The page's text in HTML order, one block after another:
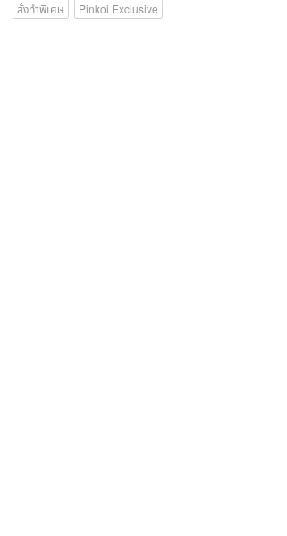
สั่งทำพิเศษ Pinkoi Exclusive